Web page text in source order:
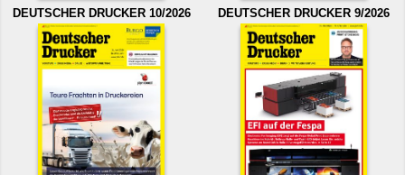
DEUTSCHER DRUCKER 10/2026 DEUTSCHER DRUCKER 9/2026